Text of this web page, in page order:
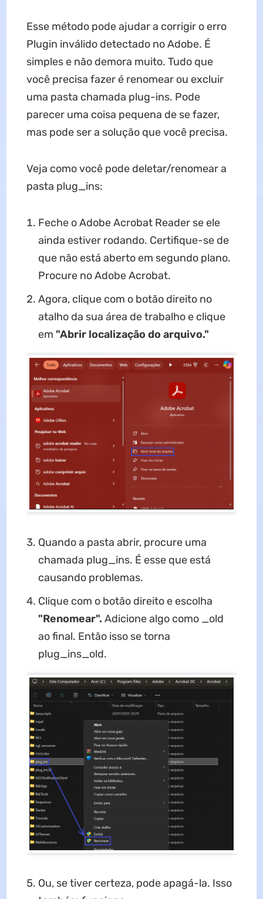
Esse método pode ajudar a corrigir o erro
Plugin inválido detectado no Adobe. É
simples e não demora muito. Tudo que
você precisa fazer é renomear ou excluir
uma pasta chamada plug-ins. Pode
parecer uma coisa pequena de se fazer,
mas pode ser a solução que você precisa.
Veja como você pode deletar/renomear a
pasta plug_ins:
Feche o Adobe Acrobat Reader se ele
ainda estiver rodando. Certifique-se de
que não está aberto em segundo plano.
Procure no Adobe Acrobat.
Agora, clique com o botão direito no
atalho da sua área de trabalho e clique
em "Abrir localização do arquivo."
Quando a pasta abrir, procure uma
chamada plug_ins. É esse que está
causando problemas.
Clique com o botão direito e escolha
"Renomear". Adicione algo como _old
ao final. Então isso se torna
plug_ins_old.
Ou, se tiver certeza, pode apagá-la. Isso